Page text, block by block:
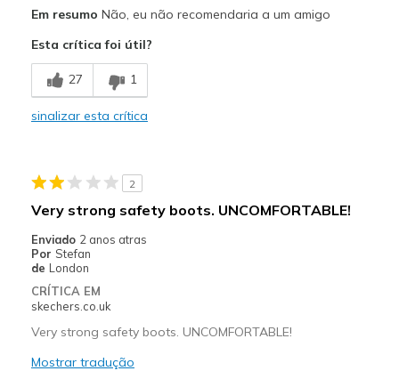
Width
Feels true to width
Sizing
Feels true to size
View On Shoes
I'm Into Shoes
Em resumo Não, eu não recomendaria a um amigo
Esta crítica foi útil?
27 1
sinalizar esta crítica
2
Very strong safety boots. UNCOMFORTABLE!
Enviado 2 anos atras
Por Stefan
de London
CRÍTICA EM
skechers.co.uk
Very strong safety boots. UNCOMFORTABLE!
Mostrar tradução